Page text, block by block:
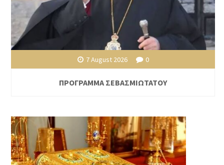
7 August 2026 0
ΠΡΟΓΡΑΜΜΑ ΣΕΒΑΣΜΙΩΤΑΤΟΥ